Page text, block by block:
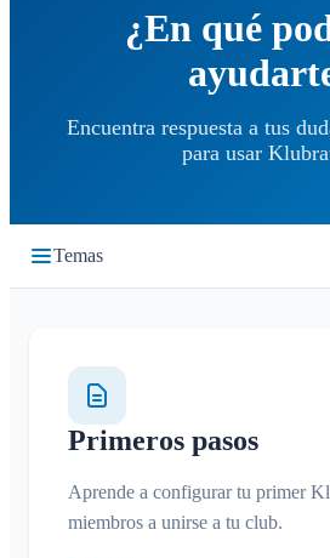
¿En qué
Encuentra respuesta a tus
para usar
Temas
Inicio rápido
Iniciar sesión
Unirse a un Klubraum
Nuevo Klubraum
Consejos para usar la app
Cronología
¿Qué es la cronología?
Calendario
¿Qué es el calendario?
Conversaciones
Primeros pasos
Aprende a configurar tu primer
miembros a unirse a tu club.